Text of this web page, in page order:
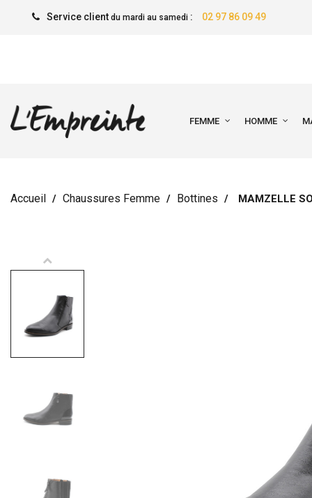
Service client du mardi au samedi: 02 97 86 09 49
FEMME HOMME
Accueil Chaussures Femme Bottines MAMZELLE